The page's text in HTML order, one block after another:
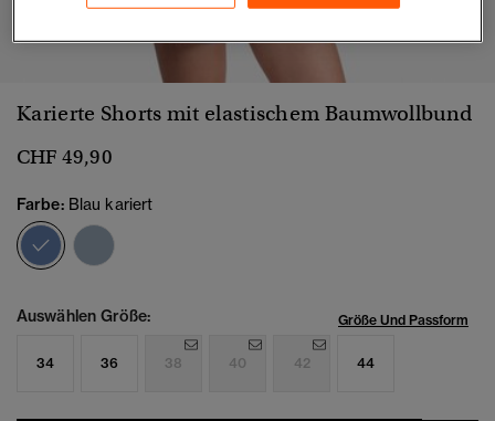
Karierte Shorts mit elastischem Baumwollbund
CHF 49,90
Farbe: Blau kariert
Ausgewählt
Auswählen Größe: Größe Und Passform
34 36 38 40 42 44